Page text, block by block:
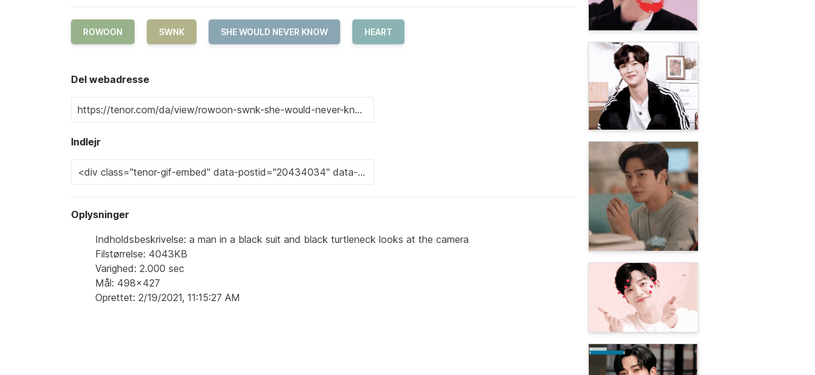
ROWOON SWNK SHE WOULD NEVER KNOW HEART
Del webadresse
Indlejr
Oplysninger
Indholdsbeskrivelse: a man in a black suit and black turtleneck looks at the camera
Filstørrelse: 4043KB
Varighed: 2.000 sec
Mål: 498x427
Oprettet: 2/19/2021, 11:15:27 AM